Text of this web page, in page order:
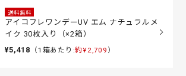
送料無料
アイコフレワンデーUV エム ナチュラルメ
イク 30枚入り（×2箱）
¥5,418 （1箱あたり:約¥2,709 ）